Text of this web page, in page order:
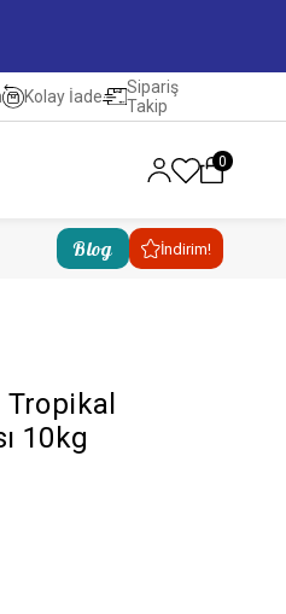
Kolay İade
Sipariş
Takip
0
Blog İndirim!
10kg